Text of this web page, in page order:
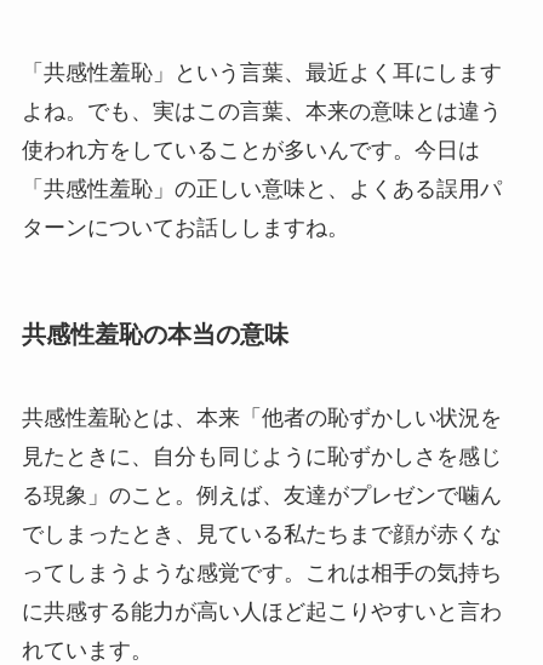
「共感性羞恥」という言葉、最近よく耳にします
よね。でも、実はこの言葉、本来の意味とは違う
使われ方をしていることが多いんです。今日は
「共感性羞恥」の正しい意味と、よくある誤用パ
ターンについてお話ししますね。
共感性羞恥の本当の意味
共感性羞恥とは、本来「他者の恥ずかしい状況を
見たときに、自分も同じように恥ずかしさを感じ
る現象」のこと。例えば、友達がプレゼンで噛ん
でしまったとき、見ている私たちまで顔が赤くな
ってしまうような感覚です。これは相手の気持ち
に共感する能力が高い人ほど起こりやすいと言わ
れています。